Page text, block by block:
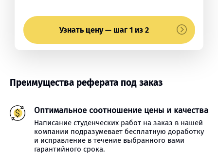
Узнать цену — шаг 1 из 2
Преимущества реферата под заказ
Оптимальное соотношение цены и качества
Написание студенческих работ на заказ в нашей
компании подразумевает бесплатную доработку
и исправление в течение выбранного вами
гарантийного срока.